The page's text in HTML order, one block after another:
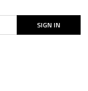
SIGN IN